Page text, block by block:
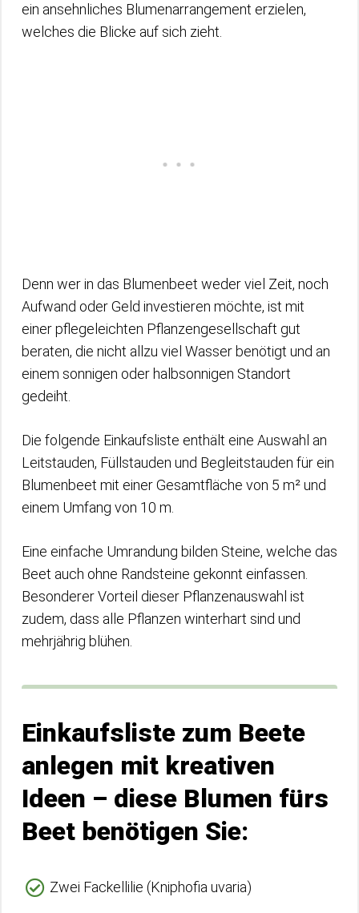
ein ansehnliches Blumenarrangement erzielen,
welches die Blicke auf sich zieht.
Denn wer in das Blumenbeet weder viel Zeit, noch
Aufwand oder Geld investieren möchte, ist mit
einer pflegeleichten Pflanzengesellschaft gut
beraten, die nicht allzu viel Wasser benötigt und an
einem sonnigen oder halbsonnigen Standort
gedeiht.
Die folgende Einkaufsliste enthält eine Auswahl an
Leitstauden, Füllstauden und Begleitstauden für ein
Blumenbeet mit einer Gesamtfläche von 5 m² und
einem Umfang von 10 m.
Eine einfache Umrandung bilden Steine, welche das
Beet auch ohne Randsteine gekonnt einfassen.
Besonderer Vorteil dieser Pflanzenauswahl ist
zudem, dass alle Pflanzen winterhart sind und
mehrjährig blühen.
Einkaufsliste zum Beete
anlegen mit kreativen
Ideen – diese Blumen fürs
Beet benötigen Sie:
Zwei Fackellilie (Kniphofia uvaria)